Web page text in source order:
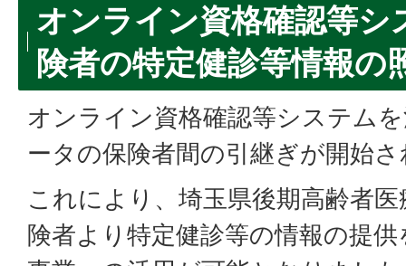
オンライン資格確認等シ
険者の特定健診等情報の
オンライン資格確認等システム
ータの保険者間の引継ぎが開始
これにより、埼玉県後期高齢者
険者より特定健診等の情報の提